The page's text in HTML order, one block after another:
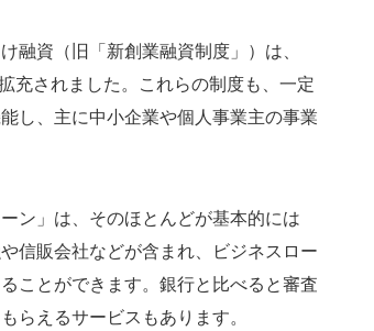
融資（旧「新創業融資制度」）は、
充されました。これらの制度も、一定
し、主に中小企業や個人事業主の事業
ン」は、そのほとんどが基本的には
信販会社などが含まれ、ビジネスロー
ことができます。銀行と比べると審査
らえるサービスもあります。